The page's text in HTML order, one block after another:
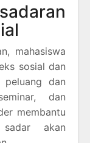
mahasiswa
sosial dan
dan
dan
membantu
akan